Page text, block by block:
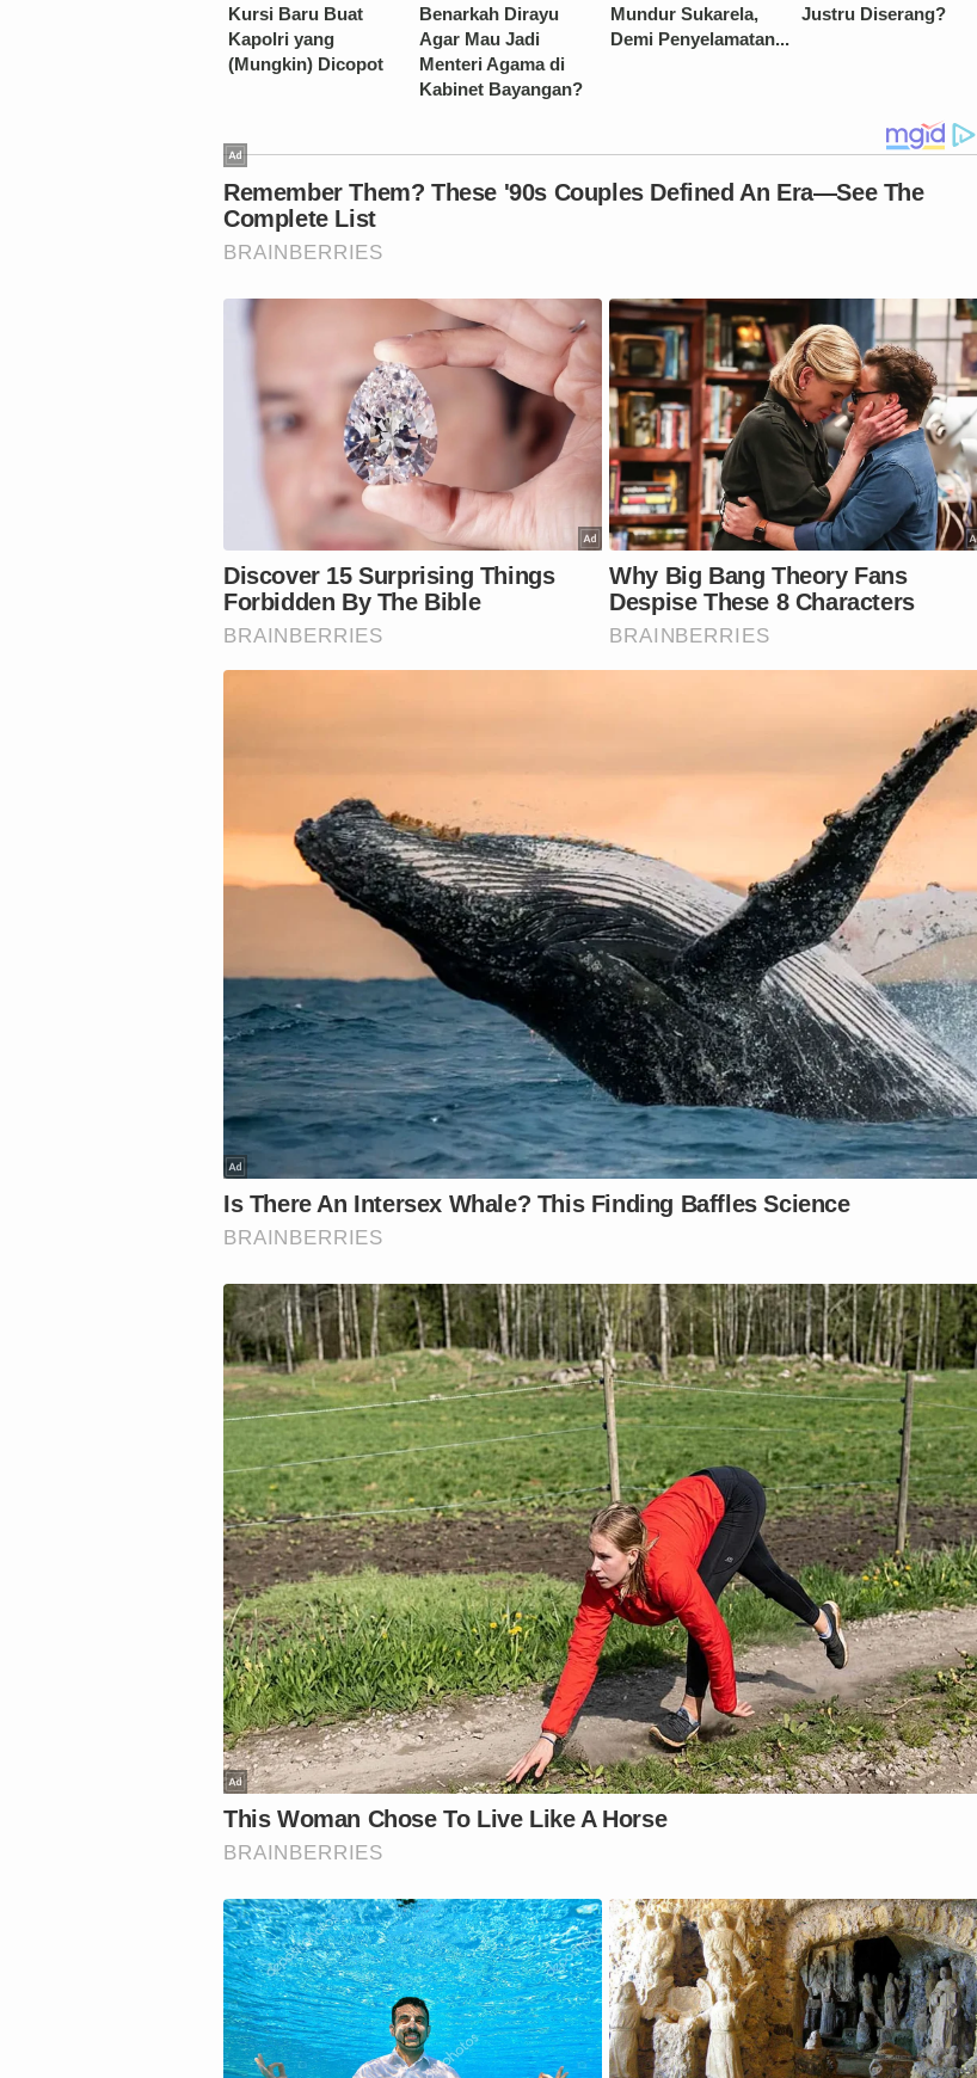
Kursi Baru Buat
Kapolri yang
(Mungkin) Dicopot
Benarkah Dirayu
Agar Mau Jadi
Menteri Agama di
Kabinet Bayangan?
Mundur Sukarela,
Demi Penyelamatan...
Justru Diserang?